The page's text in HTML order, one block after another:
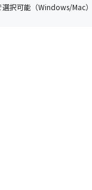
択可能（Windows/Mac）